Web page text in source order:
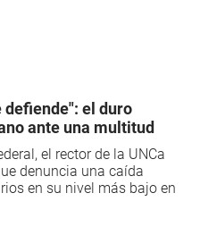
el duro
ante una multitud
el rector de la UNCa
denuncia una caída
en su nivel más bajo en